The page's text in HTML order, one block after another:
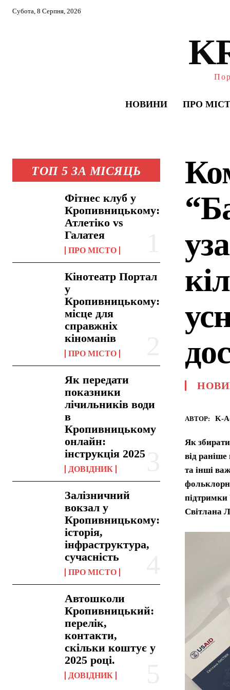
Субота, 8 Серпня, 2026
НОВИНИ ПРО
ТОП 5 ЗА МІСЯЦЬ
Фітнес клуб у
Кропивницькому:
Атлетіко vs
Галатея
ПРО МІСТО
Кінотеатр Портал
у
Кропивницькому:
місце для
справжніх
кіноманів
ПРО МІСТО
Як передати
показники
лічильників води
в
Кропивницькому
онлайн:
інструкція 2025
ДОВІДНИК
Залізничний
вокзал у
Кропивницькому:
історія,
інфраструктура,
сучасність
ПРО МІСТО
Автошколи
Кропивницький:
перелік,
контакти,
скільки коштує у
2025 році.
ДОВІДНИК
АВТОР: K-
Як
від
та інші
підтримки
Світлана